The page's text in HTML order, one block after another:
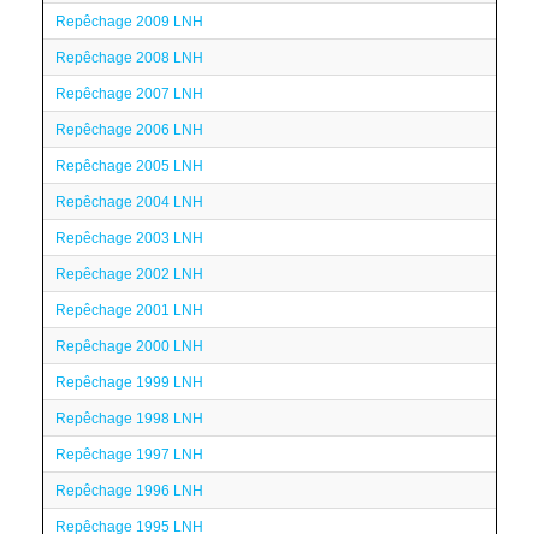
Repêchage 2009 LNH
Repêchage 2008 LNH
Repêchage 2007 LNH
Repêchage 2006 LNH
Repêchage 2005 LNH
Repêchage 2004 LNH
Repêchage 2003 LNH
Repêchage 2002 LNH
Repêchage 2001 LNH
Repêchage 2000 LNH
Repêchage 1999 LNH
Repêchage 1998 LNH
Repêchage 1997 LNH
Repêchage 1996 LNH
Repêchage 1995 LNH